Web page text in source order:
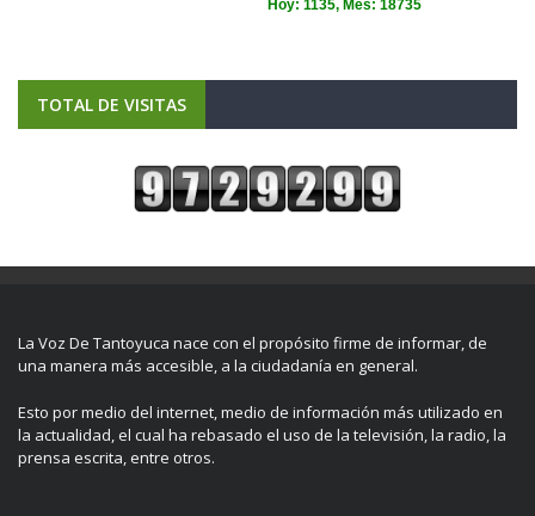
TOTAL DE VISITAS
La Voz De Tantoyuca nace con el propósito firme de informar, de
una manera más accesible, a la ciudadanía en general.
Esto por medio del internet, medio de información más utilizado en
la actualidad, el cual ha rebasado el uso de la televisión, la radio, la
prensa escrita, entre otros.